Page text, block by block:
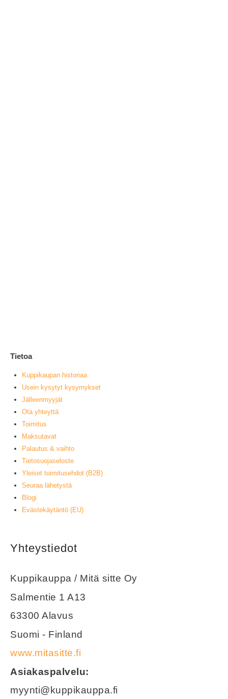
Tietoa
Kuppikaupan historiaa
Usein kysytyt kysymykset
Jälleenmyyjät
Ota yhteyttä
Toimitus
Maksutavat
Palautus & vaihto
Tietosuojaseloste
Yleiset toimitusehdot (B2B)
Seuraa lähetystä
Blogi
Evästekäytäntö (EU)
Yhteystiedot
Kuppikauppa / Mitä sitte Oy
Salmentie 1 A13
63300 Alavus
Suomi - Finland
www.mitasitte.fi
Asiakaspalvelu:
myynti@kuppikauppa.fi